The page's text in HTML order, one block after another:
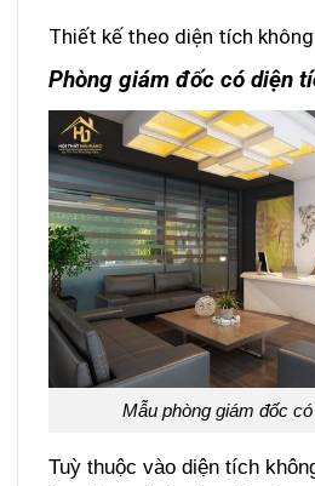
Thiết kế theo diện tích
Phòng giám đốc có diện
Mẫu phòng giám đốc
Tuỳ thuộc vào diện tích